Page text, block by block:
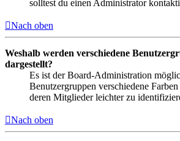
solltest du einen Administrator
Nach oben
Weshalb werden verschiedene
dargestellt?
Es ist der Board-Administration
Benutzergruppen verschiedene
deren Mitglieder leichter zu
Nach oben